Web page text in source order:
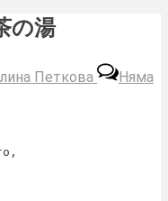
の湯
Петкова
Няма